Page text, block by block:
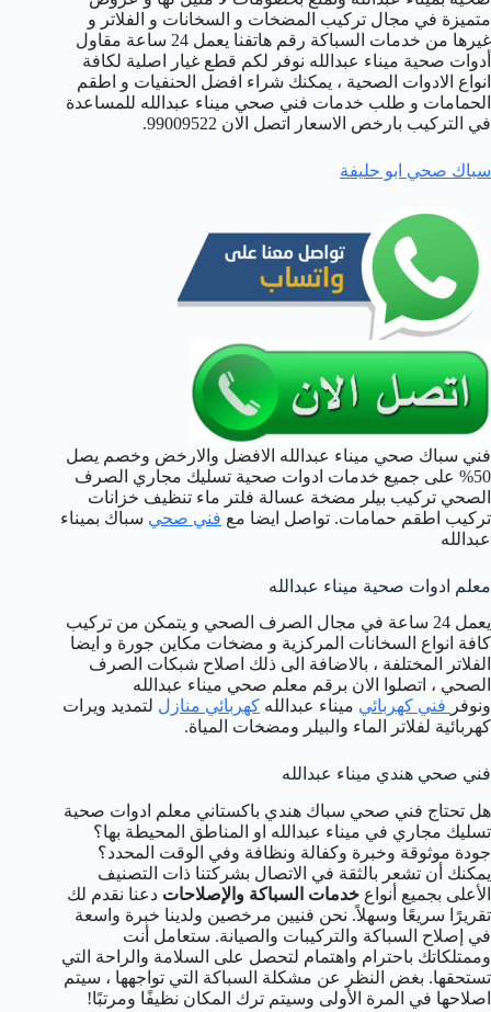
متميزة في مجال تركيب المضخات و السخانات و الفلاتر و
غيرها من خدمات السباكة رقم هاتفنا يعمل 24 ساعة مقاول
أدوات صحية ميناء عبدالله نوفر لكم قطع غيار اصلية لكافة
انواع الادوات الصحية ، يمكنك شراء افضل الحنفيات و اطقم
الحمامات و طلب خدمات فني صحي ميناء عبدالله للمساعدة
في التركيب بارخص الاسعار اتصل الان 99009522.
سباك صحي ابو حليفة
فني سباك صحي ميناء عبدالله الافضل والارخض وخصم يصل
50% على جميع خدمات ادوات صحية تسليك مجاري الصرف
الصحي تركيب بيلر مضخة عسالة فلتر ماء تنظيف خزانات
تركيب اطقم حمامات. تواصل ايضا مع فني صحي سباك بميناء
عبدالله
معلم ادوات صحية ميناء عبدالله
يعمل 24 ساعة في مجال الصرف الصحي و يتمكن من تركيب
كافة انواع السخانات المركزية و مضخات مكاين جورة و ايضا
الفلاتر المختلفة ، بالاضافة الى ذلك اصلاح شبكات الصرف
الصحي ، اتصلوا الان برقم معلم صحي ميناء عبدالله
ونوفر فني كهربائي ميناء عبدالله كهربائي منازل لتمديد ويرات
كهربائية لفلاتر الماء والبيلر ومضخات المياة.
فني صحي هندي ميناء عبدالله
هل تحتاج فني صحي سباك هندي باكستاني معلم ادوات صحية
تسليك مجاري في ميناء عبدالله او المناطق المحيطة بها؟
جودة موثوقة وخبرة وكفالة ونظافة وفي الوقت المحدد؟
يمكنك أن تشعر بالثقة في الاتصال بشركتنا ذات التصنيف
الأعلى بجميع أنواع خدمات السباكة والإصلاحات دعنا نقدم لك
تقريرًا سريعًا وسهلاً. نحن فنيين مرخصين ولدينا خبرة واسعة
في إصلاح السباكة والتركيبات والصيانة. ستعامل أنت
وممتلكاتك باحترام واهتمام لتحصل على السلامة والراحة التي
تستحقها. بغض النظر عن مشكلة السباكة التي تواجهها ، سيتم
اصلاحها في المرة الأولى وسيتم ترك المكان نظيفًا ومرتبًا!